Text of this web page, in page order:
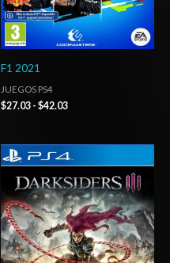
F1 2021
JUEGOS PS4
$27.03 - $42.03
Rango
de
precios:
desde
$20.03
hasta
$29.03